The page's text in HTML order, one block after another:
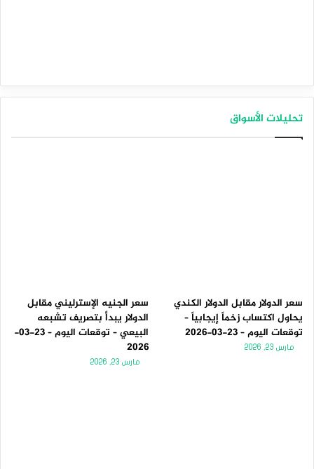
تحليلات الأسواق
سعر الدولار مقابل الدولار الكندي
يحاول اكتساب زخماً إيجابياً –
توقعات اليوم – 23-03-2026
مارس 23, 2026
سعر الجنيه الإسترليني مقابل
الدولار يبدأ بتصريف تشبعه
البيعي – توقعات اليوم – 23-03-
2026
مارس 23, 2026